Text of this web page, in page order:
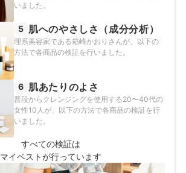
いました。
5 肌へのやさしさ（成分分析）
理系美容家である箱崎かおりさんが、以下の
方法で各商品の検証を行いました。
6 肌あたりのよさ
普段からクレンジングを使用する20〜40代の
女性10人が、以下の方法で各商品の検証を行
いました。
すべての検証は
マイベストが行っています